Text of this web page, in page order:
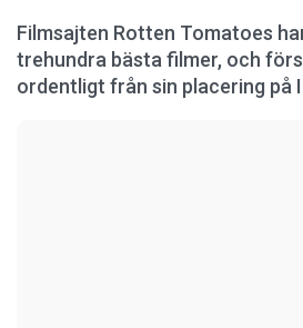
Filmsajten Rotten Tomatoes
trehundra bästa filmer, och
ordentligt från sin placering på